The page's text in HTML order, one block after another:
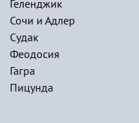
Геленджик
Сочи и Адлер
Судак
Феодосия
Гагра
Пицунда